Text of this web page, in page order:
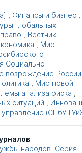
Финансы и бизнес
глобальных
Вестник
Мир
Социально-
возрождение России
Мир новой
анализа риска
ситуаций
управление
народов. Серия: